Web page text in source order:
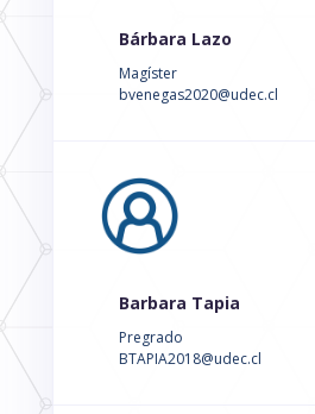
Bárbara Lazo
Magíster
bvenegas2020@udec.cl
Barbara Tapia
Pregrado
BTAPIA2018@udec.cl